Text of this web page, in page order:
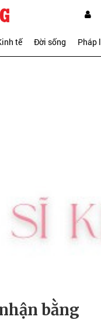
tế Đời sống Pháp
bằng